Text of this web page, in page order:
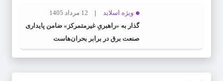
ویژه اسلاید
12 مرداد 1405
گذار به «راهبریِ غیرمتمرکز» ضامن پایداری
صنعت برق در برابر بحران‌هاست